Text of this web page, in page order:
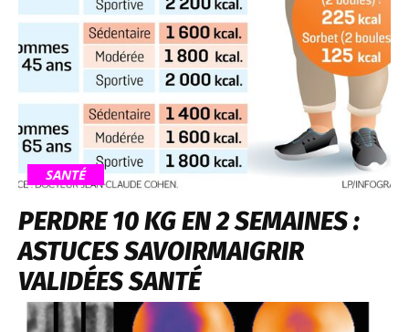
SANTÉ
PERDRE 10 KG EN 2 SEMAINES :
ASTUCES SAVOIRMAIGRIR
VALIDÉES SANTÉ